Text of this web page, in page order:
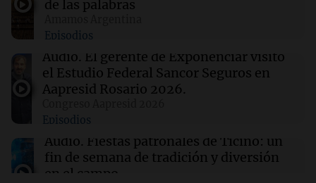
el cambio climático
01:30 Ciencia
Un tratamiento con THC elimina las pesadillas
en pacientes con PTSD, según un estudio
01:29 Ciencia
Contaminación del aire podría agravar la
artritis reumatoide y provocar brotes
dolorosos
de las palabras
Episodios
Audio. El gerente de Exponenciar visitó
el Estudio Federal Sancor Seguros en
Aapresid Rosario 2026.
Episodios
Audio. Fiestas patronales de Ticino: un
fin de semana de tradición y diversión
en el campo